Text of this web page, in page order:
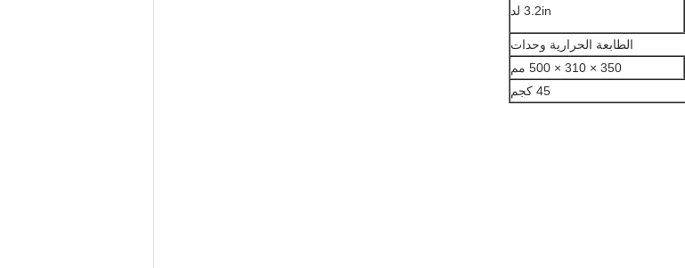
3.2in لد
الطابعة الحرارية وحدات
350 × 310 × 500 مم
45 كجم